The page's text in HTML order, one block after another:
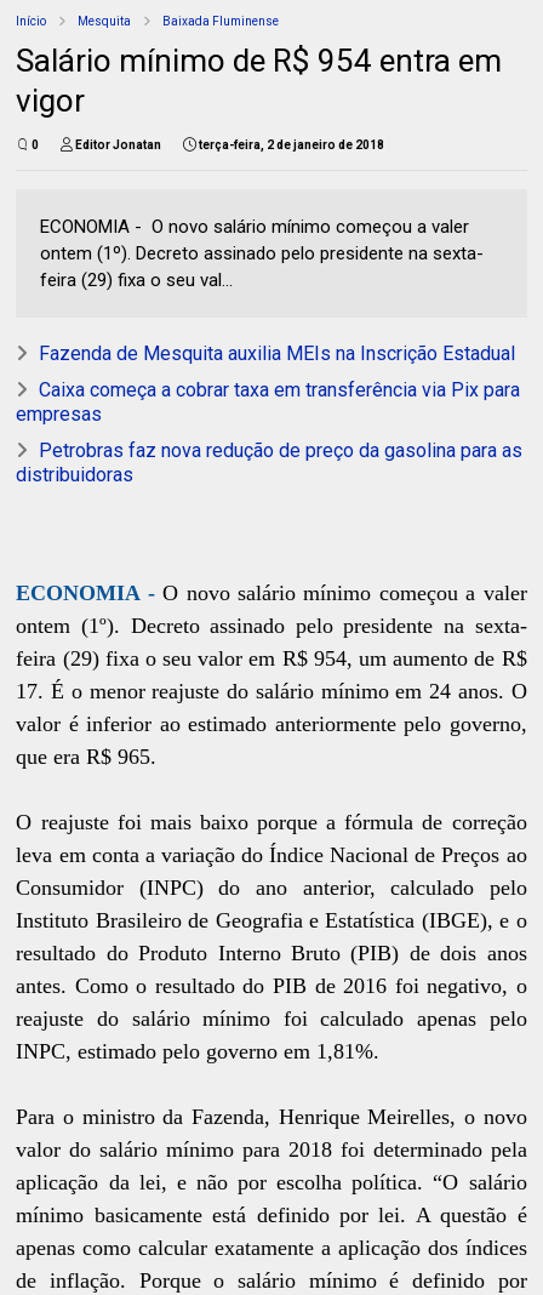
Início Mesquita Baixada Fluminense
Salário mínimo de R$ 954 entra em
vigor
0 Editor Jonatan terça-feira, 2 de janeiro de 2018
ECONOMIA - O novo salário mínimo começou a valer
ontem (1º). Decreto assinado pelo presidente na sexta-
feira (29) fixa o seu val...
Fazenda de Mesquita auxilia MEIs na Inscrição Estadual
Caixa começa a cobrar taxa em transferência via Pix para
empresas
Petrobras faz nova redução de preço da gasolina para as
distribuidoras
ECONOMIA -O novo salário mínimo começou a valer
ontem (1º). Decreto assinado pelo presidente na sexta-
feira (29) fixa o seu valor em R$ 954, um aumento de R$
17. É o menor reajuste do salário mínimo em 24 anos. O
valor é inferior ao estimado anteriormente pelo governo,
que era R$ 965.
O reajuste foi mais baixo porque a fórmula de correção
leva em conta a variação do Índice Nacional de Preços ao
Consumidor (INPC) do ano anterior, calculado pelo
Instituto Brasileiro de Geografia e Estatística (IBGE), e o
resultado do Produto Interno Bruto (PIB) de dois anos
antes. Como o resultado do PIB de 2016 foi negativo, o
reajuste do salário mínimo foi calculado apenas pelo
INPC, estimado pelo governo em 1,81%.
Para o ministro da Fazenda, Henrique Meirelles, o novo
valor do salário mínimo para 2018 foi determinado pela
aplicação da lei, e não por escolha política. “O salário
mínimo basicamente está definido por lei. A questão é
apenas como calcular exatamente a aplicação dos índices
de inflação. Porque o salário mínimo é definido por